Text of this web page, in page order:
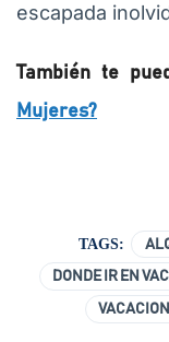
escapada
También te
Mujeres?
TAGS:
DONDE IR EN